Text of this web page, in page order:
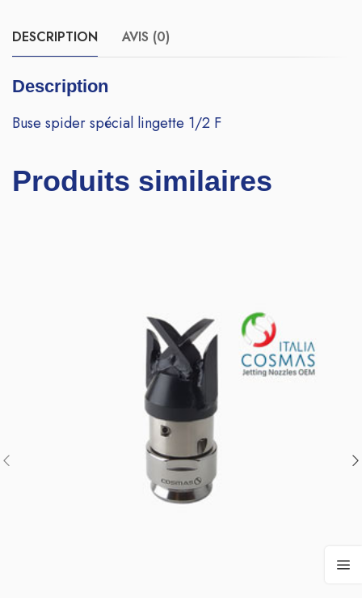
DESCRIPTION AVIS (0)
Description
Buse spider spécial lingette 1/2 F
Produits similaires